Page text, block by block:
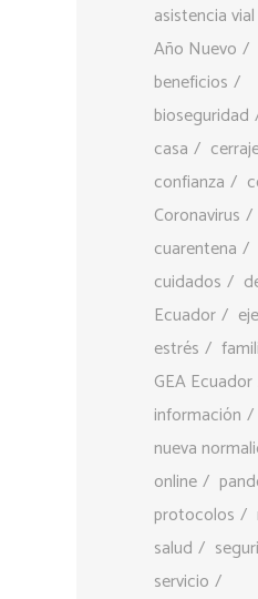
asistencia vial
Año Nuevo
beneficios
bioseguridad
casa
confianza
Coronavirus
cuarentena
cuidados
Ecuador
estrés
GEA Ecuador
información
nueva
online
protocolos
salud
servicio